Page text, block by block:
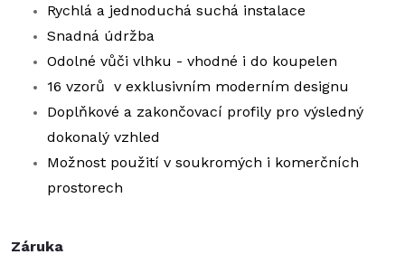
Rychlá a jednoduchá suchá instalace
Snadná údržba
Odolné vůči vlhku - vhodné i do koupelen
16 vzorů v exklusivním moderním designu
Doplňkové a zakončovací profily pro výsledný
dokonalý vzhled
Možnost použití v soukromých i komerčních
prostorech
Záruka